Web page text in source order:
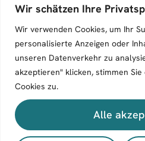
Wir schätzen Ihre
Wir verwenden Cookies, um Ihr
personalisierte Anzeigen oder
unseren Datenverkehr zu
akzeptieren" klicken, stimmen Sie
Cookies zu.
Alle
und
langfristig.
Zeilenfluss © 2026. All
Impressum